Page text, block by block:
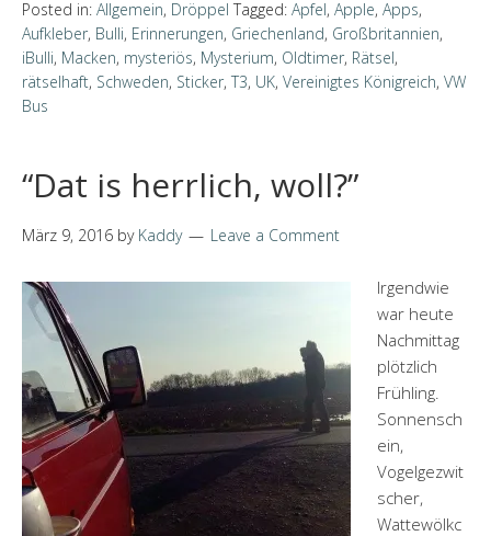
Posted in: Allgemein, Dröppel Tagged: Apfel, Apple, Apps,
Aufkleber, Bulli, Erinnerungen, Griechenland, Großbritannien,
iBulli, Macken, mysteriös, Mysterium, Oldtimer, Rätsel,
rätselhaft, Schweden, Sticker, T3, UK, Vereinigtes Königreich, VW
Bus
“Dat is herrlich, woll?”
März 9, 2016 by Kaddy Leave a Comment
Irgendwie
war heute
Nachmittag
plötzlich
Frühling.
Sonnensch
ein,
Vogelgezwit
scher,
Wattewölkc